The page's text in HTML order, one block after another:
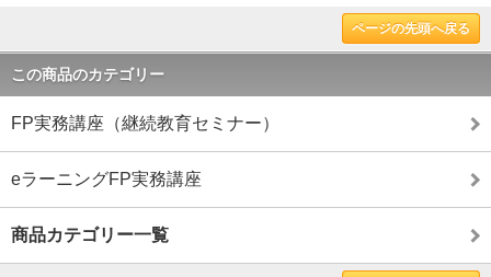
ページの先頭へ戻る
この商品のカテゴリー
FP実務講座（継続教育セミナー）
eラーニングFP実務講座
商品カテゴリー一覧